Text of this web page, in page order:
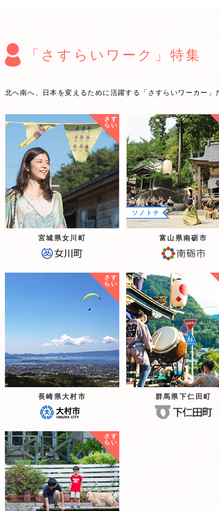
「さすらいワーク」特集
北へ南へ、日本を変えるために活躍する「さすらいワーカー
さす
らい
宮城県女川町
ソノトチ
富山県南砺市
さす
らい
長崎県大村市 群馬県下仁田町
さす
らい